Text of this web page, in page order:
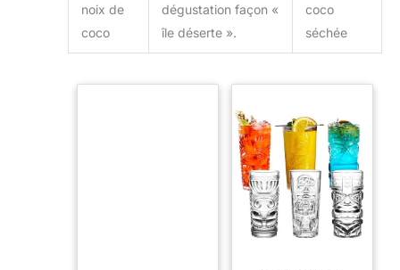
noix de
coco
dégustation façon «
île déserte ».
coco
séchée